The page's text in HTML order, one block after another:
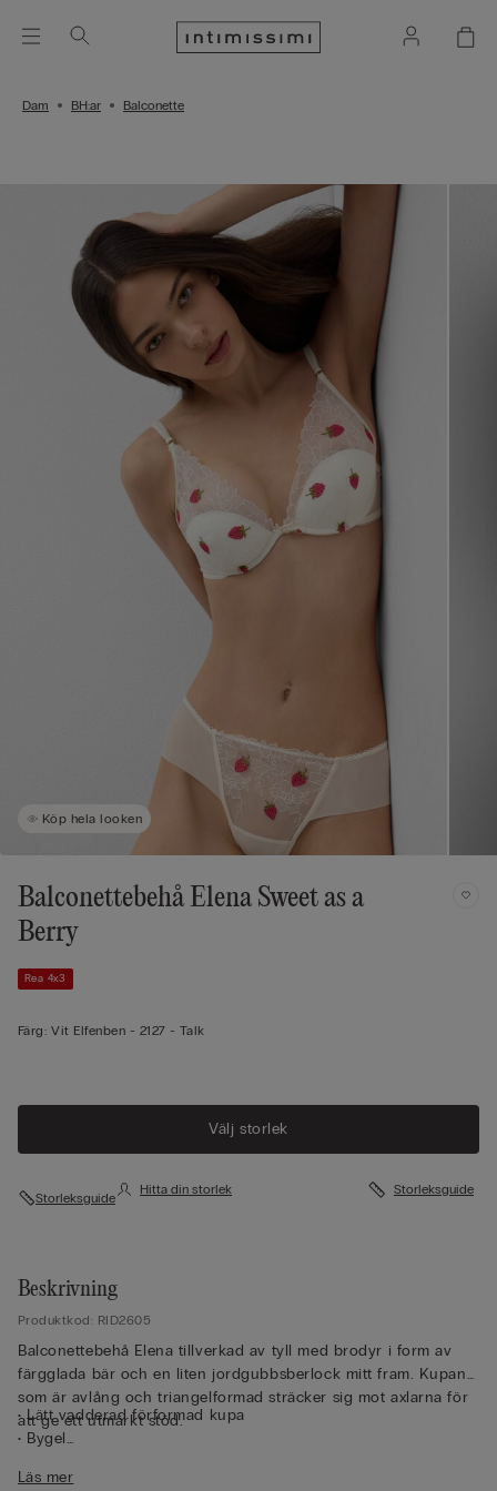
Dam BH:ar Balconette
Köp hela looken
Balconettebehå Elena Sweet as a
Berry
Rea 4x3
Färg: Vit Elfenben - 2127 - Talk
Välj storlek
Storleksguide
Hitta din storlek Storleksguide
Beskrivning
Produktkod: RID2605
Balconettebehå Elena tillverkad av tyll med brodyr i form av
färgglada bär och en liten jordgubbsberlock mitt fram. Kupan
som är avlång och triangelformad sträcker sig mot axlarna för
att ge ett utmärkt stöd.
• Lätt vadderad förformad kupa
• Bygel
• Dubbla flätade axelband som är justerbara i ryggen
Läs mer